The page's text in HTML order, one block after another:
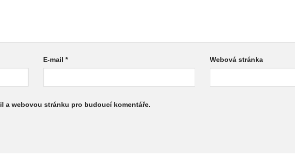
E-mail* Webová stránka
a webovou stránku pro budoucí komentáře.